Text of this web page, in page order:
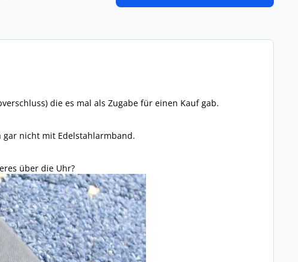
die es mal als Zugabe für einen Kauf gab.
gar nicht mit Edelstahlarmband.
über die Uhr?